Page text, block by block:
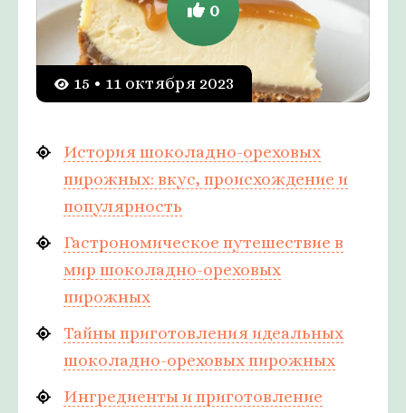
15 • 11 октября 2023
0
История шоколадно-ореховых
пирожных: вкус, происхождение и
популярность
Гастрономическое путешествие в
мир шоколадно-ореховых
пирожных
Тайны приготовления идеальных
шоколадно-ореховых пирожных
Ингредиенты и приготовление